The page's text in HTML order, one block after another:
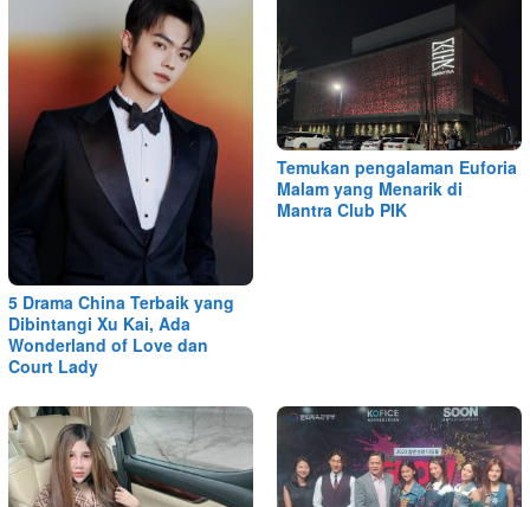
5 Drama China Terbaik yang
Dibintangi Xu Kai, Ada
Wonderland of Love dan
Court Lady
Temukan pengalaman Euforia
Malam yang Menarik di
Mantra Club PIK